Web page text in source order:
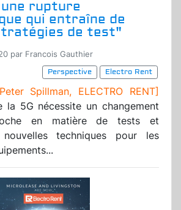
rupture
qui entraîne de
de test"
par Francois Gauthier
Perspective
Electro Rent
Spillman, ELECTRO RENT]
la 5G nécessite un changement
en matière de tests et
nouvelles techniques pour les